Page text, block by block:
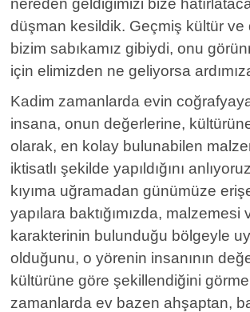
nereden geldiğimizi bize
düşman kesildik. Geçmiş kültür ve
bizim sabıkamız gibiydi, onu
için elimizden ne geliyorsa
Kadim zamanlarda evin
insana, onun değerlerine,
olarak, en kolay bulunabilen
iktisatlı şekilde yapıldığını
kıyıma uğramadan günümüze
yapılara baktığımızda, malzemesi
karakterinin bulunduğu bölgeyle
olduğunu, o yörenin insanının
kültürüne göre şekillendiğini
zamanlarda ev bazen ahşaptan,